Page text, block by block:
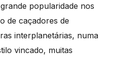
popularidade nos
de caçadores de
interplanetárias, numa
vincado, muitas